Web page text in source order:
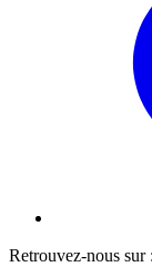
Retrouvez-nous sur :